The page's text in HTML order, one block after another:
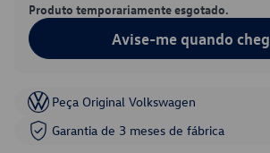
Produto temporariamente esgotado.
Avise-me quando
Peça Original Volkswagen
Garantia de 3 meses de fábrica